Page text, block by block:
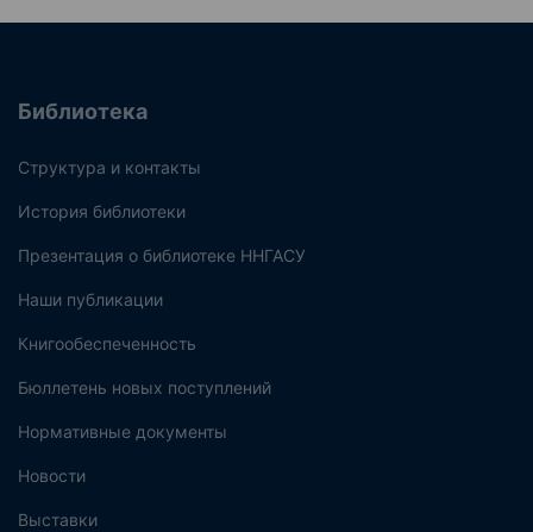
Библиотека
Структура и контакты
История библиотеки
Презентация о библиотеке ННГАСУ
Наши публикации
Книгообеспеченность
Бюллетень новых поступлений
Нормативные документы
Новости
Выставки